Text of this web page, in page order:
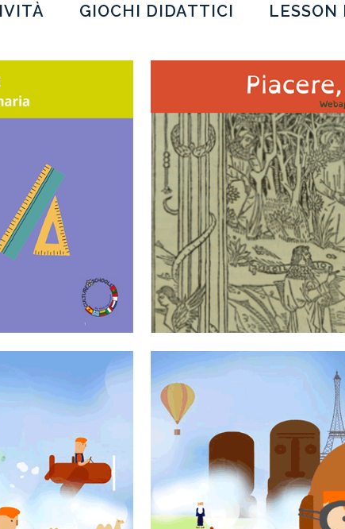
GIOCHI DIDATTICI LESSON